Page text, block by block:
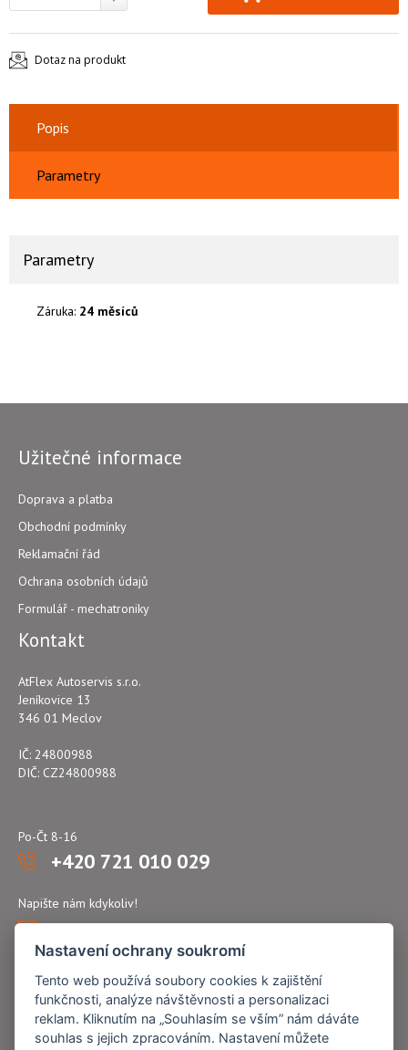
Dotaz na produkt
Popis
Parametry
Parametry
Záruka: 24 měsíců
Užitečné informace
Doprava a platba
Obchodní podmínky
Reklamační řád
Ochrana osobních údajů
Formulář - mechatroniky
Kontakt
AtFlex Autoservis s.r.o.
Jeníkovice 13
346 01 Meclov
IČ: 24800988
DIČ: CZ24800988
Po-Čt 8-16
+420 721 010 029
Napište nám kdykoliv!
atflex@seznam.cz
Nastavení ochrany soukromí
Tento web používá soubory cookies k zajištění
funkčnosti, analýze návštěvnosti a personalizaci
reklam. Kliknutím na „Souhlasím se vším” nám dáváte
souhlas s jejich zpracováním. Nastavení můžete